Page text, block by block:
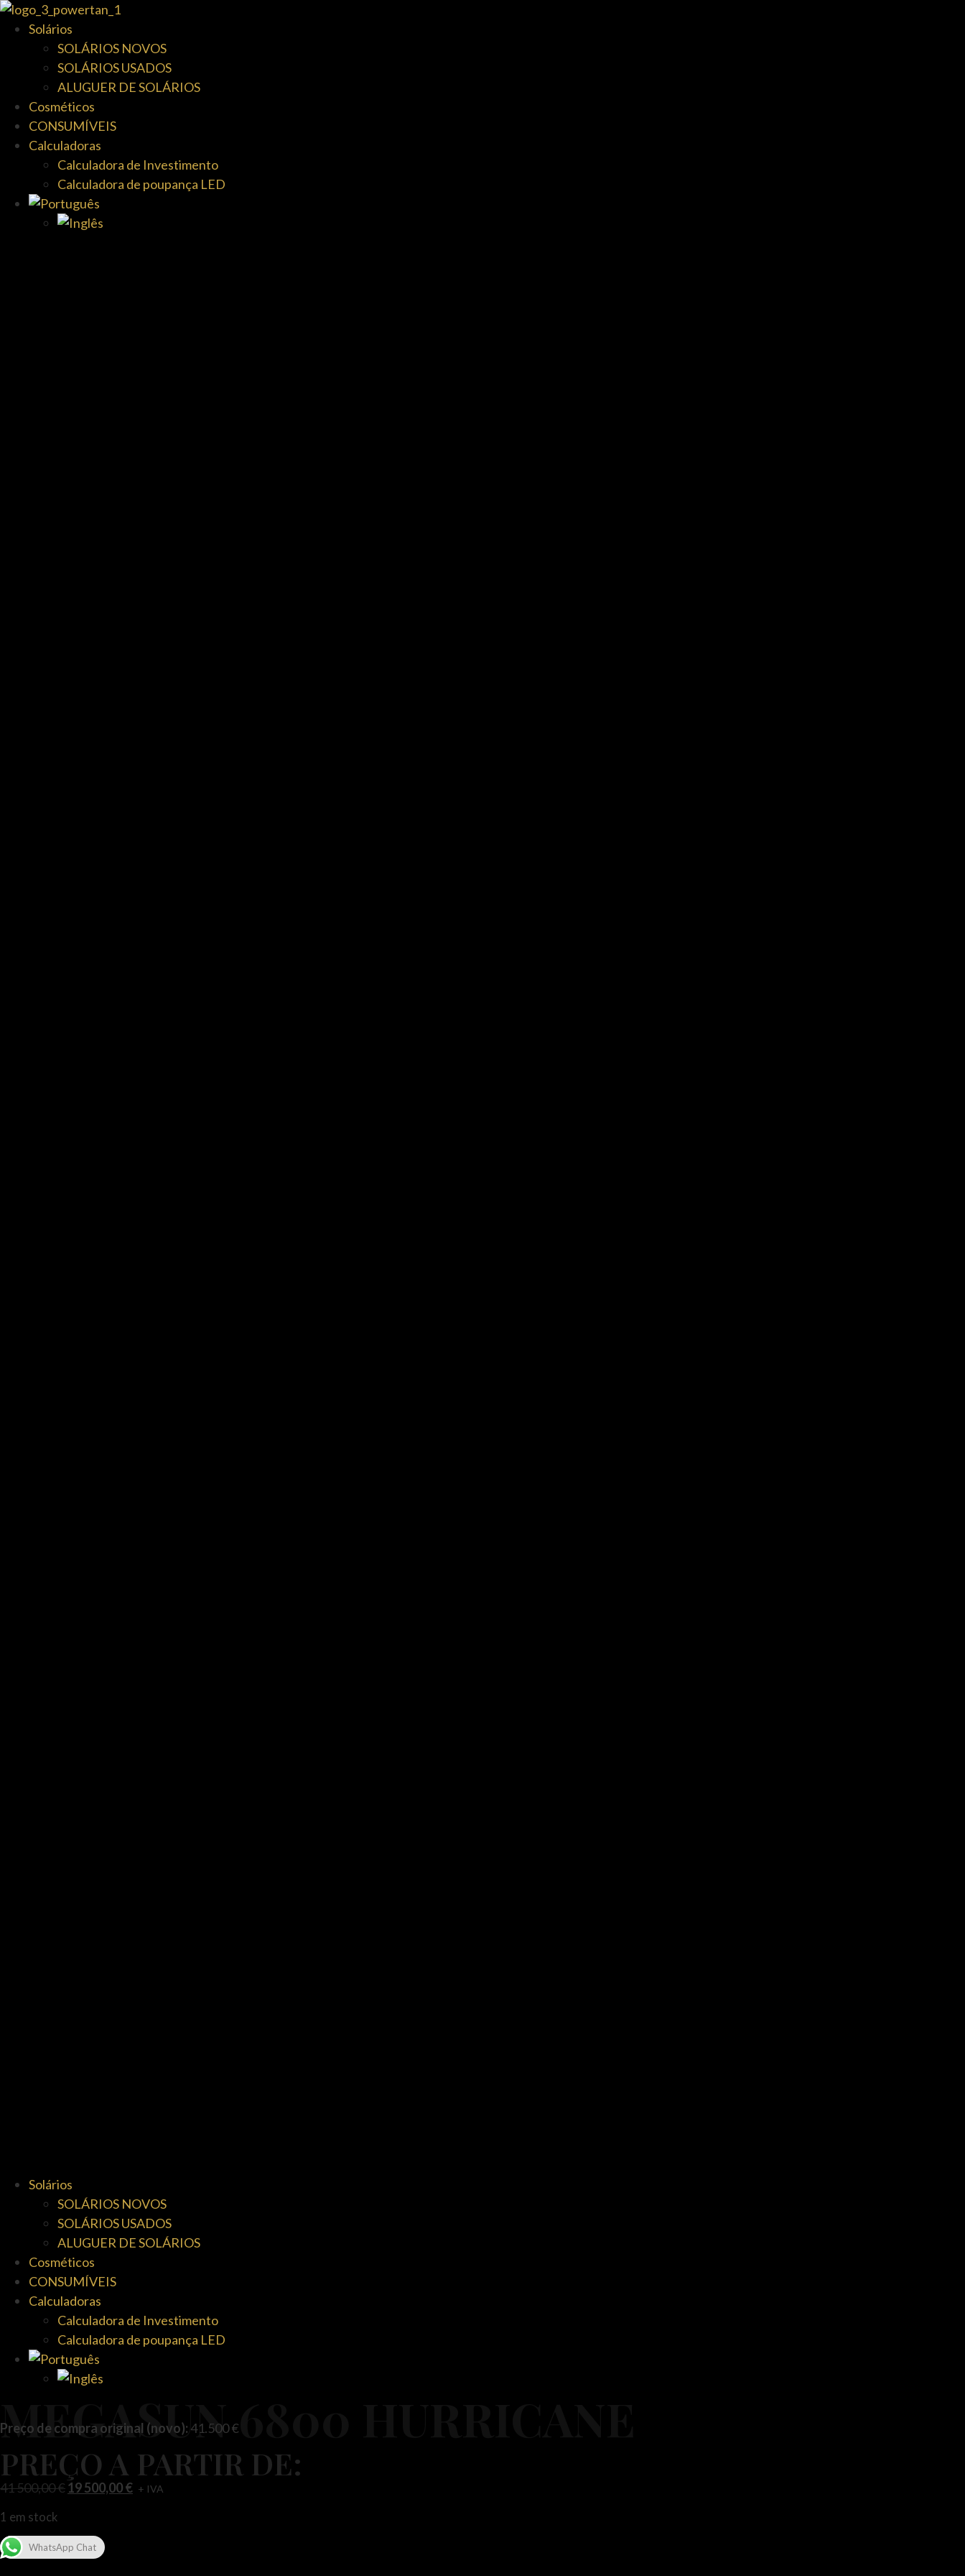
Solários
SOLÁRIOS NOVOS
SOLÁRIOS USADOS
ALUGUER DE SOLÁRIOS
Cosméticos
CONSUMÍVEIS
Calculadoras
Calculadora de Investimento
Calculadora de poupança LED
Solários
SOLÁRIOS NOVOS
SOLÁRIOS USADOS
ALUGUER DE SOLÁRIOS
Cosméticos
CONSUMÍVEIS
Calculadoras
Calculadora de Investimento
Calculadora de poupança LED
MEGASUN 6800 HURRICANE
Preço de compra original (novo): 41.500 €
PREÇO A PARTIR DE:
41 500,00€19 500,00€ + IVA
1 em stock
WhatsApp Chat